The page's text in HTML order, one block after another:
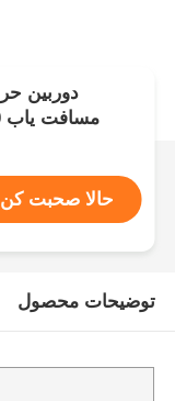
مسافت یاب 2500 متری و قابلیت محاسبه بالستیک
حالا صحبت کن
توضیحات محصول